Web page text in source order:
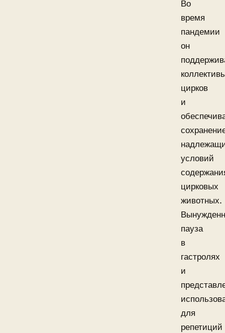
Во
время
пандемии
он
цирков
и
условий
цирковых
животных.
пауза
в
гастролях
и
для
репетиций